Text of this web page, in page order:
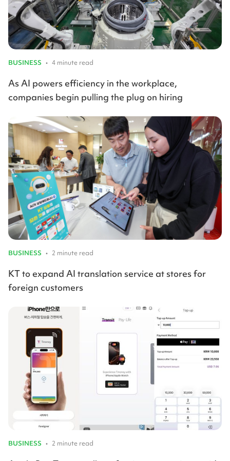
BUSINESS • 4 minute read
As AI powers efficiency in the workplace,
companies begin pulling the plug on hiring
BUSINESS • 2 minute read
KT to expand AI translation service at stores for
foreign customers
BUSINESS • 2 minute read